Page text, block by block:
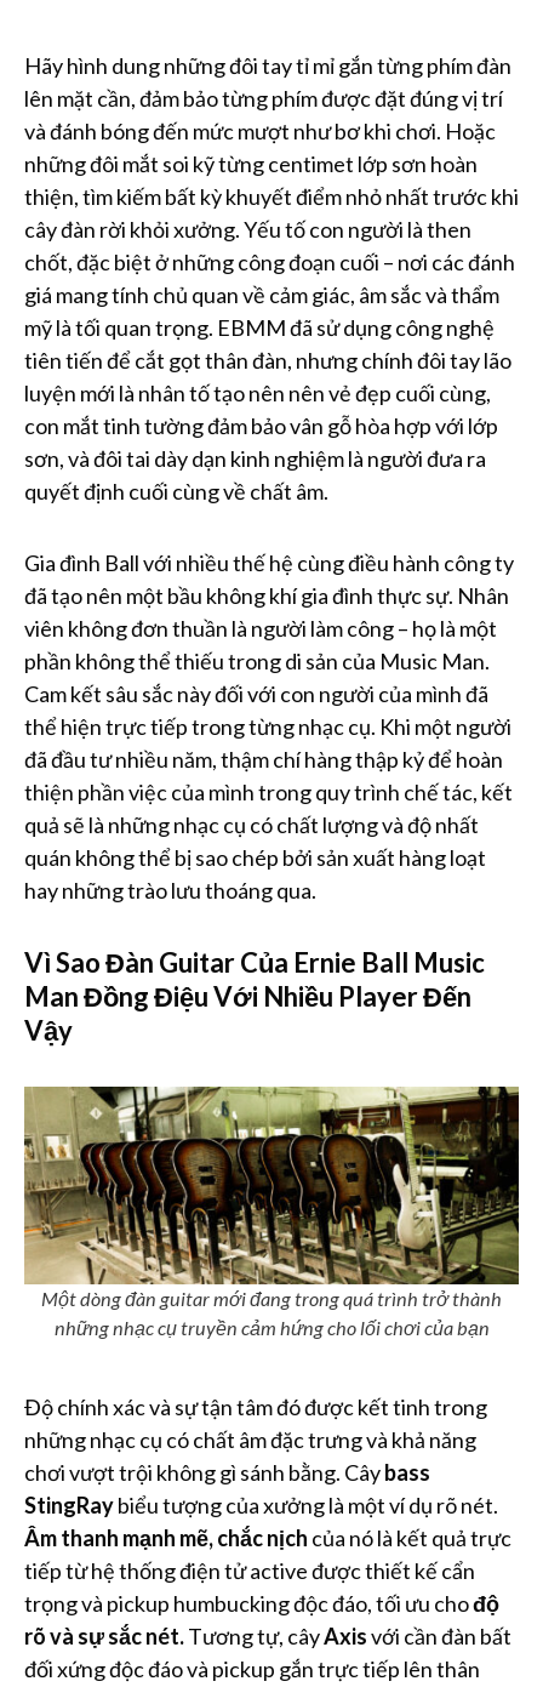
Hãy hình dung những đôi tay tỉ mỉ gắn từng phím đàn
lên mặt cần, đảm bảo từng phím được đặt đúng vị trí
và đánh bóng đến mức mượt như bơ khi chơi. Hoặc
những đôi mắt soi kỹ từng centimet lớp sơn hoàn
thiện, tìm kiếm bất kỳ khuyết điểm nhỏ nhất trước khi
cây đàn rời khỏi xưởng. Yếu tố con người là then
chốt, đặc biệt ở những công đoạn cuối – nơi các đánh
giá mang tính chủ quan về cảm giác, âm sắc và thẩm
mỹ là tối quan trọng. EBMM đã sử dụng công nghệ
tiên tiến để cắt gọt thân đàn, nhưng chính đôi tay lão
luyện mới là nhân tố tạo nên nên vẻ đẹp cuối cùng,
con mắt tinh tường đảm bảo vân gỗ hòa hợp với lớp
sơn, và đôi tai dày dạn kinh nghiệm là người đưa ra
quyết định cuối cùng về chất âm.
Gia đình Ball với nhiều thế hệ cùng điều hành công ty
đã tạo nên một bầu không khí gia đình thực sự. Nhân
viên không đơn thuần là người làm công – họ là một
phần không thể thiếu trong di sản của Music Man.
Cam kết sâu sắc này đối với con người của mình đã
thể hiện trực tiếp trong từng nhạc cụ. Khi một người
đã đầu tư nhiều năm, thậm chí hàng thập kỷ để hoàn
thiện phần việc của mình trong quy trình chế tác, kết
quả sẽ là những nhạc cụ có chất lượng và độ nhất
quán không thể bị sao chép bởi sản xuất hàng loạt
hay những trào lưu thoáng qua.
Vì Sao Đàn Guitar Của Ernie Ball Music
Man Đồng Điệu Với Nhiều Player Đến
Vậy
Một dòng đàn guitar mới đang trong quá trình trở thành
những nhạc cụ truyền cảm hứng cho lối chơi của bạn
Độ chính xác và sự tận tâm đó được kết tinh trong
những nhạc cụ có chất âm đặc trưng và khả năng
chơi vượt trội không gì sánh bằng. Câybass
StingRaybiểu tượng của xưởng là một ví dụ rõ nét.
Âm thanh mạnh mẽ, chắc nịch của nó là kết quả trực
tiếp từ hệ thống điện tử active được thiết kế cẩn
trọng và pickup humbucking độc đáo, tối ưu chođộ
rõ và sự sắc nét.Tương tự, câyAxisvới cần đàn bất
đối xứng độc đáo và pickup gắn trực tiếp lên thân